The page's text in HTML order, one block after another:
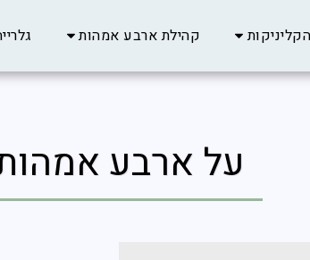
הקליניקות קהילת ארבע אמהות
על ארבע